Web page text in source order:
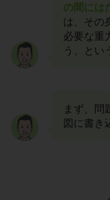
の間には
は、その
必要な重
う、とい
まず、問
図に書き